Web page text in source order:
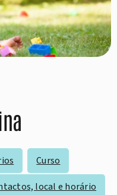
Curso
local e horário